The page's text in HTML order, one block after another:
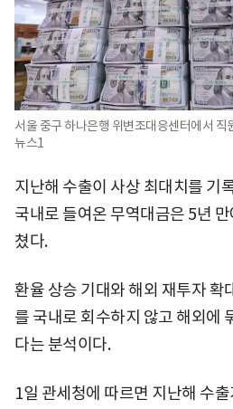
서울 중구 하나은행 위변조대응센터에서 직
뉴스1
지난해 수출이 사상 최대치를 기
국내로 들여온 무역대금은 5년
쳤다.
환율 상승 기대와 해외 재투자 확
를 국내로 회수하지 않고 해외에
다는 분석이다.
1일 관세청에 따르면 지난해 수